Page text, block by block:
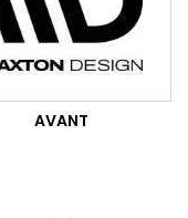
AVANT